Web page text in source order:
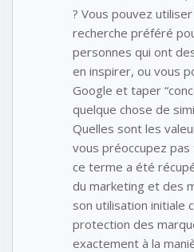
? Vous pouvez
recherche préféré
personnes qui ont
en inspirer, ou vous
Google et taper
quelque chose de
Quelles sont les
vous préoccupez pas
ce terme a été
du marketing et des
son utilisation initiale
protection des
exactement à la